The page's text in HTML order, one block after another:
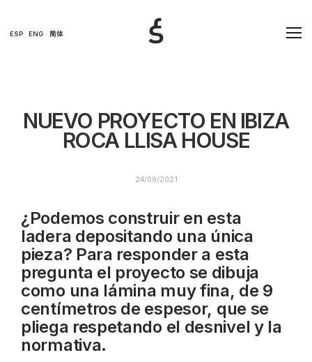
ESP ENG 简体
NUEVO PROYECTO EN IBIZA
ROCA LLISA HOUSE
24/09/2021
¿Podemos construir en esta
ladera depositando una única
pieza? Para responder a esta
pregunta el proyecto se dibuja
como una lámina muy fina, de 9
centímetros de espesor, que se
pliega respetando el desnivel y la
normativa.